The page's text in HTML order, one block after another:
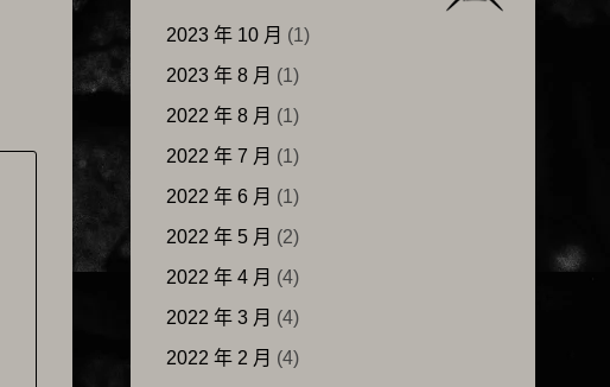
2023 年 10 月 (1)
2023 年 8 月 (1)
2022 年 8 月 (1)
2022 年 7 月 (1)
2022 年 6 月 (1)
2022 年 5 月 (2)
2022 年 4 月 (4)
2022 年 3 月 (4)
2022 年 2 月 (4)